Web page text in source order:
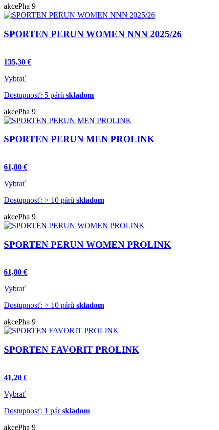
akcePha 9
SPORTEN PERUN WOMEN NNN 2025/26
135,30 €
Vybrať
Dostupnosť: 5 párů skladom
akcePha 9
SPORTEN PERUN MEN PROLINK
61,80 €
Vybrať
Dostupnosť: > 10 párů skladom
akcePha 9
SPORTEN PERUN WOMEN PROLINK
61,80 €
Vybrať
Dostupnosť: > 10 párů skladom
akcePha 9
SPORTEN FAVORIT PROLINK
41,20 €
Vybrať
Dostupnosť: 1 párskladom
akcePha 9